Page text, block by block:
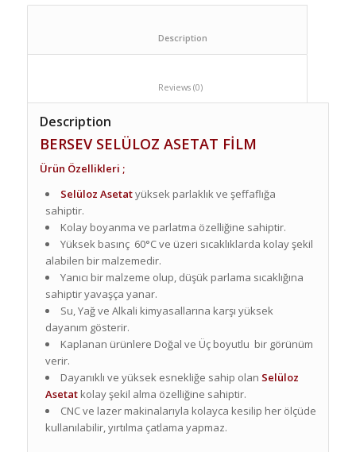
						Reviews (0)
Description
BERSEV SELÜLOZ ASETAT FİLM
Ürün Özellikleri ;
Selüloz Asetatyüksek parlaklık ve şeffaflığa
sahiptir.
Kolay boyanma ve parlatma özelliğine sahiptir.
Yüksek basınç 60°C ve üzeri sıcaklıklarda kolay şekil
alabilen bir malzemedir.
Yanıcı bir malzeme olup, düşük parlama sıcaklığına
sahiptir yavaşça yanar.
Su, Yağ ve Alkali kimyasallarına karşı yüksek
dayanım gösterir.
Kaplanan ürünlere Doğal ve Üç boyutlu bir görünüm
verir.
Dayanıklı ve yüksek esnekliğe sahip olan Selüloz
Asetatkolay şekil alma özelliğine sahiptir.
CNC ve lazer makinalarıyla kolayca kesilip her ölçüde
kullanılabilir, yırtılma çatlama yapmaz.